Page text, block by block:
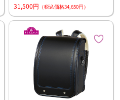
31,500円 （税込価格34,650円）